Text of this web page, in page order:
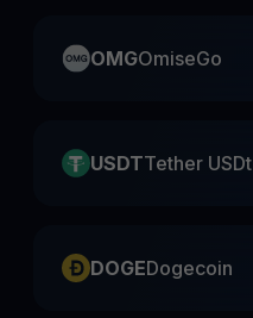
OMGOmiseGo
USDTTether USDt
DOGEDogecoin